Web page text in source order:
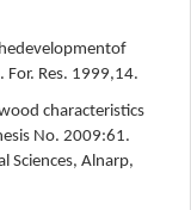
For. Res. 1999,14.
characteristics
No. 2009:61.
Sciences, Alnarp,